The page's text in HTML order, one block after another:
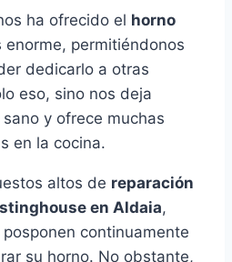
ha ofrecido el horno
permitiéndonos
dedicarlo a otras
eso, sino nos deja
y ofrece muchas
en la cocina.
altos de reparación
en Aldaia,
continuamente
su horno. No obstante,